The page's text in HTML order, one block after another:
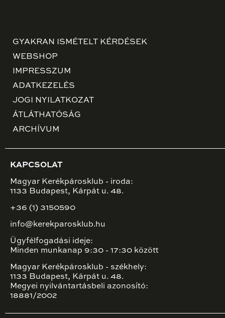
GYAKRAN ISMÉTELT KÉRDÉSEK
WEBSHOP
IMPRESSZUM
ADATKEZELÉS
JOGI NYILATKOZAT
ÁTLÁTHATÓSÁG
ARCHÍVUM
KAPCSOLAT
Magyar Kerékpárosklub - iroda:
1133 Budapest, Kárpát u. 48.
+36 (1) 3150590
info@kerekparosklub.hu
Ügyfélfogadási ideje:
Minden munkanap 9:30 - 17:30 között
Magyar Kerékpárosklub - székhely:
1133 Budapest, Kárpát u. 48.
Megyei nyilvántartásbeli azonosító:
18881/2002